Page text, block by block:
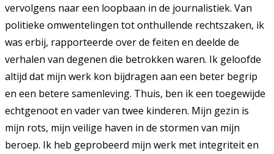
vervolgens naar een loopbaan in de journalistiek. Van
politieke omwentelingen tot onthullende rechtszaken, ik
was erbij, rapporteerde over de feiten en deelde de
verhalen van degenen die betrokken waren. Ik geloofde
altijd dat mijn werk kon bijdragen aan een beter begrip
en een betere samenleving. Thuis, ben ik een toegewijde
echtgenoot en vader van twee kinderen. Mijn gezin is
mijn rots, mijn veilige haven in de stormen van mijn
beroep. Ik heb geprobeerd mijn werk met integriteit en